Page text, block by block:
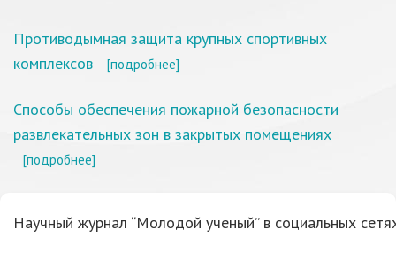
Противодымная защита крупных спортивных
комплексов
[подробнее]
Способы обеспечения пожарной безопасности
развлекательных зон в закрытых помещениях
[подробнее]
Научный журнал “Молодой ученый” в социальных